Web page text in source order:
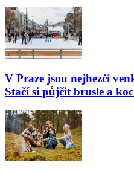
V Praze jsou nejhezčí
Stačí si půjčit brusle a